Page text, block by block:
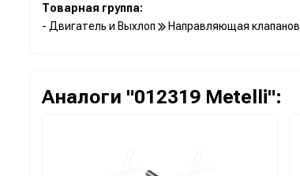
Товарная группа:
- Двигатель и Выхлоп
Направляющая клапанов
Аналоги "012319 Metelli":